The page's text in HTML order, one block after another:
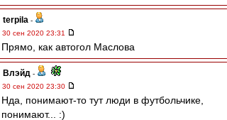
terpila -
30 сен 2020 23:31
Прямо, как автогол Маслова
Влэйд -
30 сен 2020 23:30
Нда, понимают-то тут люди в футбольчике,
понимают... :)